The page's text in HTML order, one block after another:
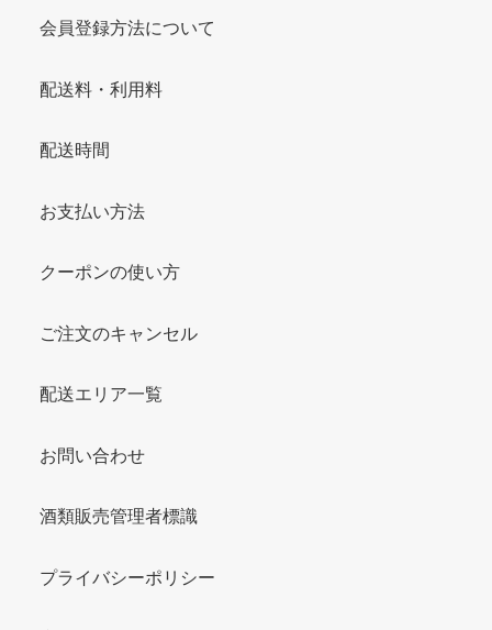
会員登録方法について
配送料・利用料
配送時間
お支払い方法
クーポンの使い方
ご注文のキャンセル
配送エリア一覧
お問い合わせ
酒類販売管理者標識
プライバシーポリシー